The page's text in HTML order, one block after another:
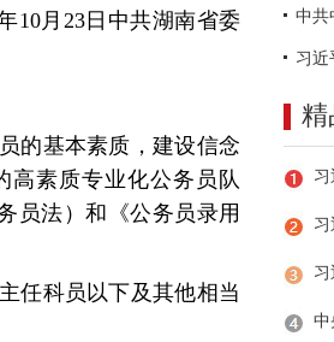
10月23日中共湖南省委
的基本素质，建设信念
高素质专业化公务员队
员法）和《公务员录用
任科员以下及其他相当
精